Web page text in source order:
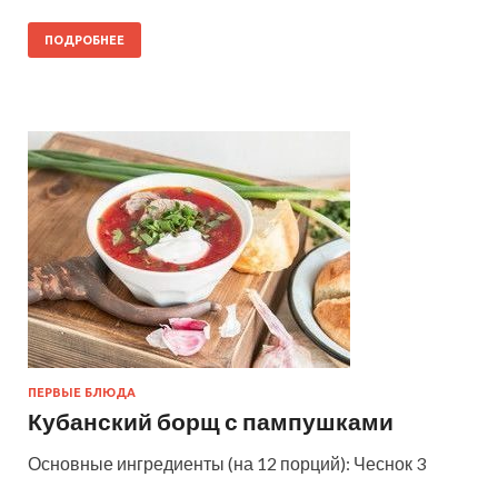
ПОДРОБНЕЕ
ПЕРВЫЕ БЛЮДА
Кубанский борщ с пампушками
Основные ингредиенты (на 12 порций): Чеснок 3